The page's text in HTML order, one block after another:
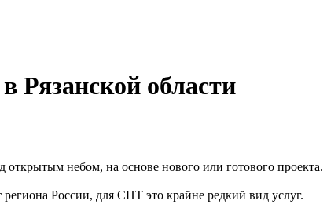
в Рязанской области
небом, на основе нового или готового проекта.
России, для СНТ это крайне редкий вид услуг.